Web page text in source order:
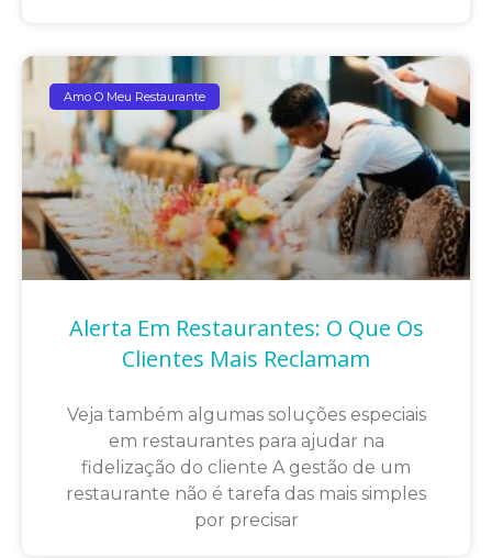
Amo O Meu Restaurante
Alerta Em Restaurantes: O Que Os
Clientes Mais Reclamam
Veja também algumas soluções especiais
em restaurantes para ajudar na
fidelização do cliente A gestão de um
restaurante não é tarefa das mais simples
por precisar